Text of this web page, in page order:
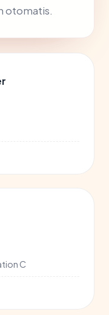
otomatis.
C